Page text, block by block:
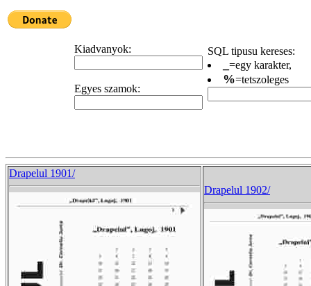
Kiadvanyok:
Egyes szamok:
SQL tipusu kereses:
=egy karakter,
%=tetszoleges
Drapelul 1901/
Drapelul 1902/